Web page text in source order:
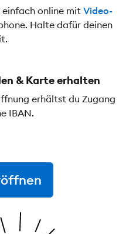
online mit Video-
Halte dafür deinen
& Karte erhalten
erhältst du Zugang
IBAN.